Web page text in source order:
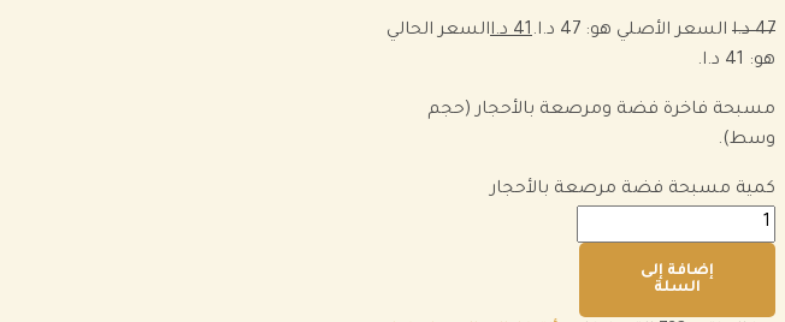
47 د.ا السعر الأصلي هو: 47 د.ا. 41 د.االسعر الحالي
هو: 41 د.ا.
مسبحة فاخرة فضة ومرصعة بالأحجار (حجم
وسط).
كمية مسبحة فضة مرصعة بالأحجار
إضافة إلى
السلة